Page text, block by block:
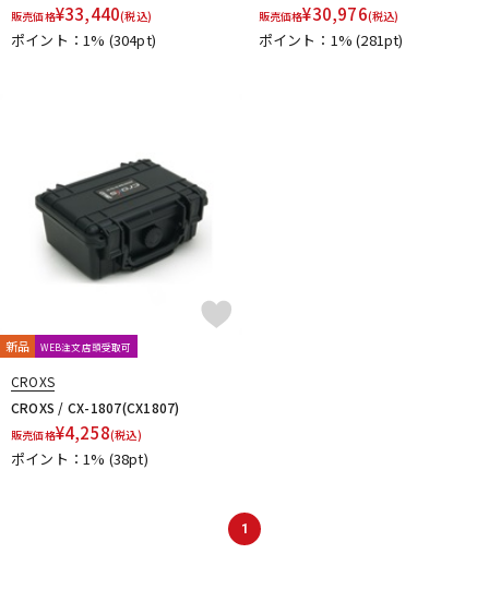
販売価格¥33,440(税込)
ポイント：1% (304pt)
販売価格¥30,976(税込)
ポイント：1%(281pt)
新品 WEB注文店頭受取可
CROXS
CROXS / CX-1807(CX1807)
販売価格¥4,258(税込)
ポイント：1% (38pt)
1